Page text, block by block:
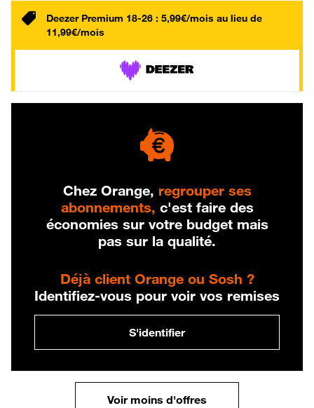
Deezer Premium 18-26 : 5,99€/mois au lieu de
11,99€/mois
Chez Orange, regrouper ses
abonnements, c'est faire des
économies sur votre budget mais
pas sur la qualité.
Déjà client Orange ou Sosh ?
Identifiez-vous pour voir vos remises
S'identifier
Voir moins d'offres